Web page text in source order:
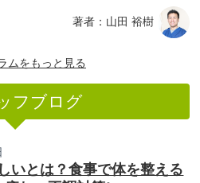
著者：山田 裕樹
ムをもっと見る
フブログ
いとは？食事で体を整える